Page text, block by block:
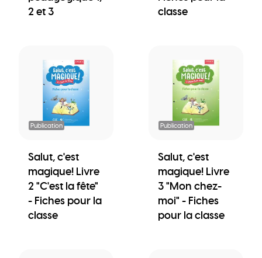
2 et 3
classe
Publication
Salut, c'est
magique! Livre
2 "C'est la fête"
- Fiches pour la
classe
Publication
Salut, c'est
magique! Livre
3 "Mon chez-
moi" - Fiches
pour la classe